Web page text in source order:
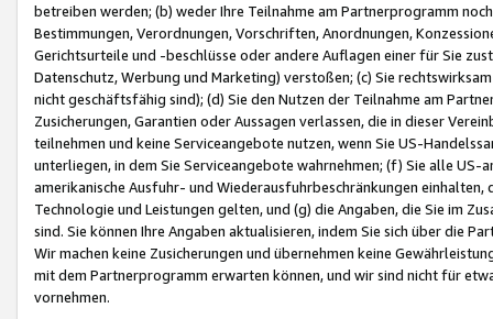
betreiben werden; (b) weder Ihre Teilnahme am Partnerprogramm
Bestimmungen, Verordnungen, Vorschriften, Anordnungen,
Gerichtsurteile und -beschlüsse oder andere Auflagen einer für Sie
Datenschutz, Werbung und Marketing) verstoßen; (c) Sie
nicht geschäftsfähig sind); (d) Sie den Nutzen der Teilnahme am
Zusicherungen, Garantien oder Aussagen verlassen, die in dieser
teilnehmen und keine Serviceangebote nutzen, wenn Sie US-
unterliegen, in dem Sie Serviceangebote wahrnehmen; (f) Sie alle
amerikanische Ausfuhr- und Wiederausfuhrbeschränkungen
Technologie und Leistungen gelten, und (g) die Angaben, die Sie im
sind. Sie können Ihre Angaben aktualisieren, indem Sie sich über die
Wir machen keine Zusicherungen und übernehmen keine
mit dem Partnerprogramm erwarten können, und wir sind nicht für
vornehmen.